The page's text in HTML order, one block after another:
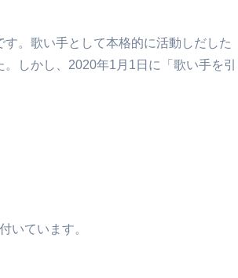
。歌い手として本格的に活動しだした
しかし、2020年1月1日に「歌い手を引
いています。